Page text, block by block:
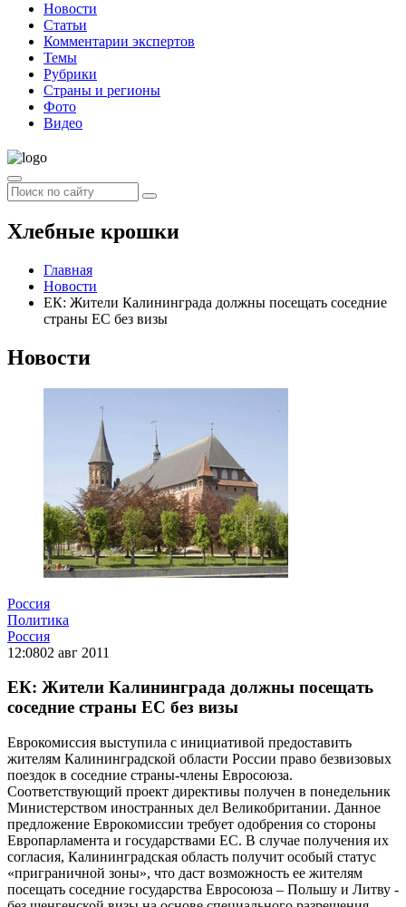
Новости
Статьи
Комментарии экспертов
Темы
Рубрики
Страны и регионы
Фото
Видео
Хлебные крошки
Главная
Новости
ЕК: Жители Калининграда должны посещать соседние
страны ЕС без визы
Новости
Россия
Политика
Россия
12:0802 авг 2011
ЕК: Жители Калининграда должны посещать
соседние страны ЕС без визы
Еврокомиссия выступила с инициативой предоставить
жителям Калининградской области России право безвизовых
поездок в соседние страны-члены Евросоюза.
Соответствующий проект директивы получен в понедельник
Министерством иностранных дел Великобритании. Данное
предложение Еврокомиссии требует одобрения со стороны
Европарламента и государствами ЕС. В случае получения их
согласия, Калининградская область получит особый статус
«приграничной зоны», что даст возможность ее жителям
посещать соседние государства Евросоюза – Польшу и Литву -